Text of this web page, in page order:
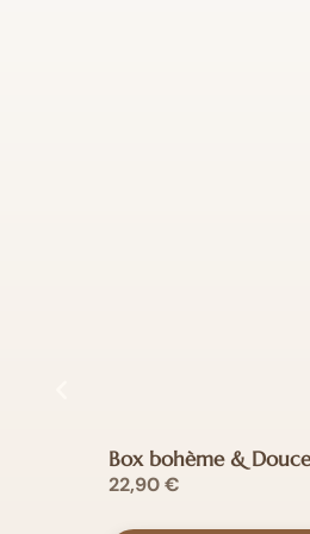
Box bohème &
22,90€